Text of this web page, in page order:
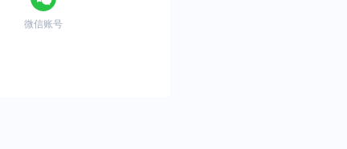
微信账号